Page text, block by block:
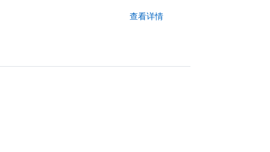
查看详情